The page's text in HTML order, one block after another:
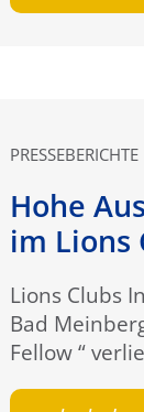
PRESSEBERICHTE
Hohe
im Lions
Lions Clubs
Bad
Fellow “